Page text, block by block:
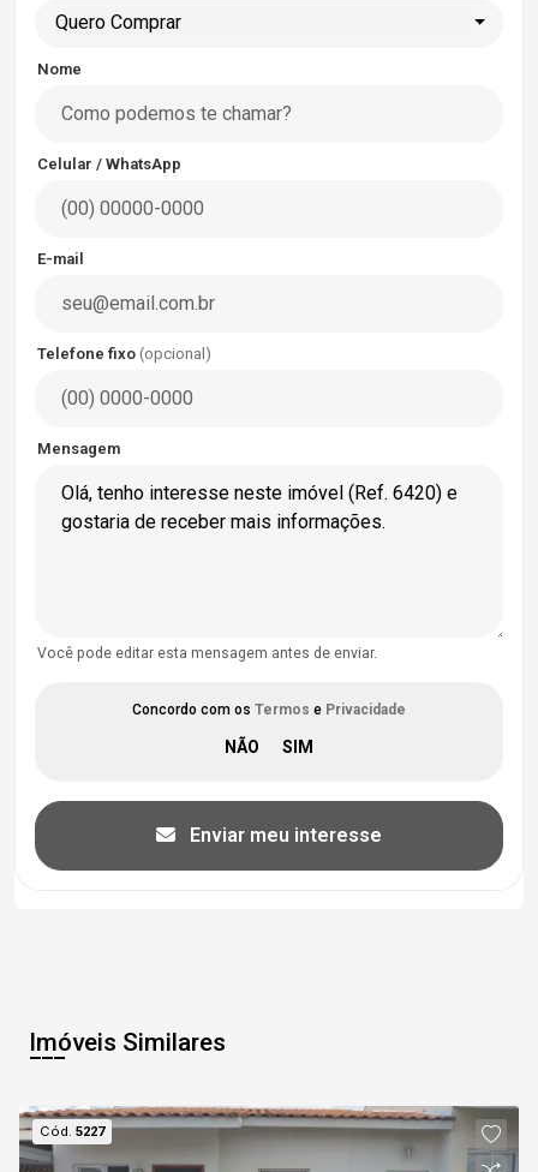
Quero Comprar
Nome
Celular / WhatsApp
E-mail
Telefone fixo (opcional)
Mensagem
Você pode editar esta mensagem antes de enviar.
Concordo com os Termos e Privacidade
Enviar meu interesse
Imóveis Similares
Cód.5227